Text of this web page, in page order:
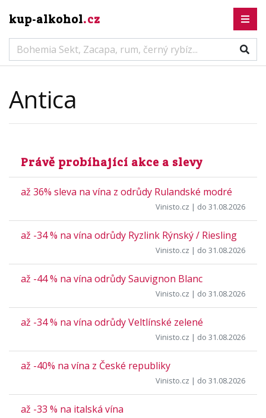
kup-alkohol.cz
Antica
Právě probíhající akce a slevy
až 36% sleva na vína z odrůdy Rulandské modré
Vinisto.cz | do 31.08.2026
až -34 % na vína odrůdy Ryzlink Rýnský / Riesling
Vinisto.cz | do 31.08.2026
až -44 % na vína odrůdy Sauvignon Blanc
Vinisto.cz | do 31.08.2026
až -34 % na vína odrůdy Veltlínské zelené
Vinisto.cz | do 31.08.2026
až -40% na vína z České republiky
Vinisto.cz | do 31.08.2026
až -33 % na italská vína